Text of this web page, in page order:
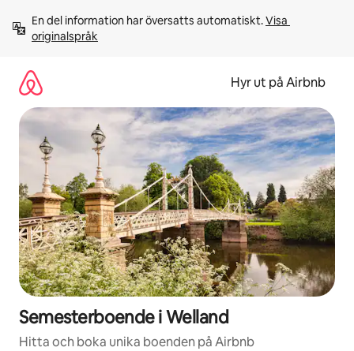
innehåll
En del information har översatts automatiskt. Visa
originalspråk
Hyr ut på Airbnb
Semesterboende i Welland
Hitta och boka unika boenden på Airbnb